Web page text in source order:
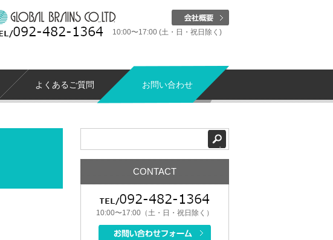
10:00〜17:00 (土・日・祝日除く)
よくあるご質問 お問い合わせ
CONTACT
10:00〜17:00（土・日・祝日除く）